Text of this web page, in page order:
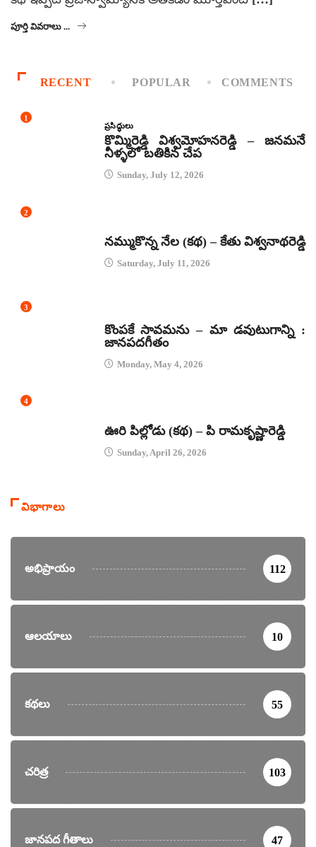
పూర్తి వివరాలు ...
RECENT POPULAR COMMENTS
1
ప్రసిద్ధులు
కొమ్మిరెడ్డి విశ్వమోహనరెడ్డి – జనమనే
నీళ్ళలో బతికిన చేప
Sunday, July 12, 2026
2
నమ్ముకొన్న నేల (కథ) – కేతు విశ్వనాథరెడ్డి
Saturday, July 11, 2026
3
కొంపకే సావమను – మా డవుటుగాన్ని :
జానపదగీతం
Monday, May 4, 2026
4
ఊరి పిల్లోడు (కథ) – పి రామకృష్ణారెడ్డి
Sunday, April 26, 2026
విభాగాలు
అభిప్రాయం 112
ఆలయాలు 10
కథలు 55
చరిత్ర 103
జానపద గీతాలు 47